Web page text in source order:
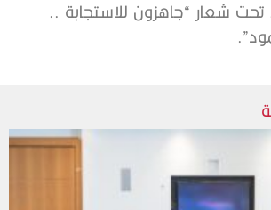
تحت شعار “جاهزون للاستجابة ..